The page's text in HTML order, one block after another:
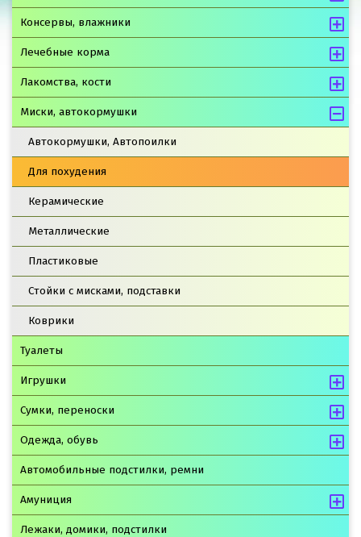
Консервы, влажники
Лечебные корма
Лакомства, кости
Миски, автокормушки
Автокормушки, Автопоилки
Для похудения
Керамические
Металлические
Пластиковые
Стойки с мисками, подставки
Коврики
Туалеты
Игрушки
Сумки, переноски
Одежда, обувь
Автомобильные подстилки, ремни
Амуниция
Лежаки, домики, подстилки